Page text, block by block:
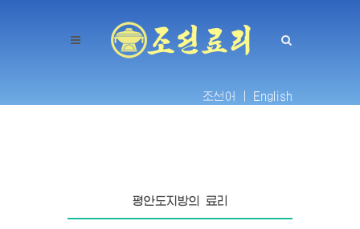
조선어 | English
평안도지방의 료리